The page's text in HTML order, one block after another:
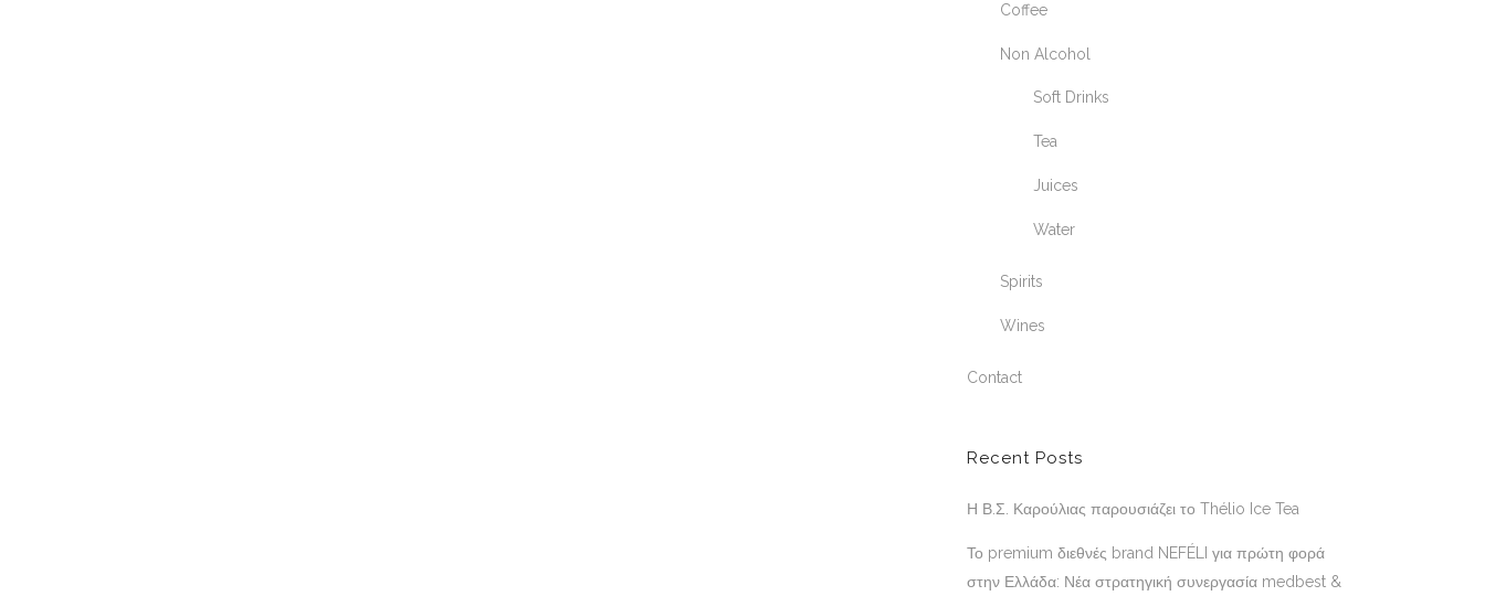
Coffee
Non Alcohol
Soft Drinks
Tea
Juices
Water
Spirits
Wines
Contact
Recent Posts
Η Β.Σ. Καρούλιας παρουσιάζει το Thélio Ice Tea
Το premium διεθνές brand NEFÉLI για πρώτη φορά
στην Ελλάδα: Νέα στρατηγική συνεργασία medbest &